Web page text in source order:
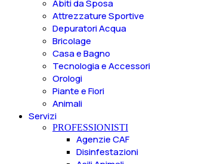
Abiti da Sposa
Attrezzature Sportive
Depuratori Acqua
Bricolage
Casa e Bagno
Tecnologia e Accessori
Orologi
Piante e Fiori
Animali
Servizi
PROFESSIONISTI
Agenzie CAF
Disinfestazioni